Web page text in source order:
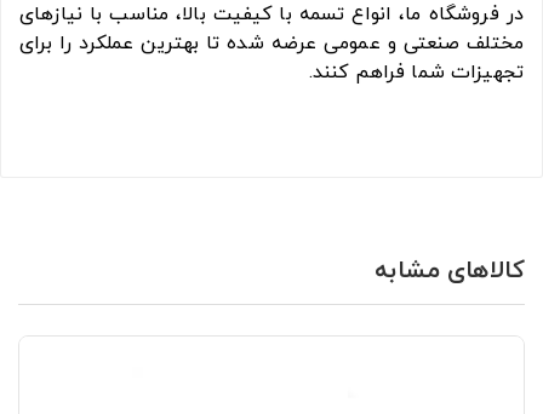
در فروشگاه ما، انواع تسمه با کیفیت بالا، مناسب با نیازهای
مختلف صنعتی و عمومی عرضه شده تا بهترین عملکرد را برای
تجهیزات شما فراهم کنند.
کالاهای مشابه